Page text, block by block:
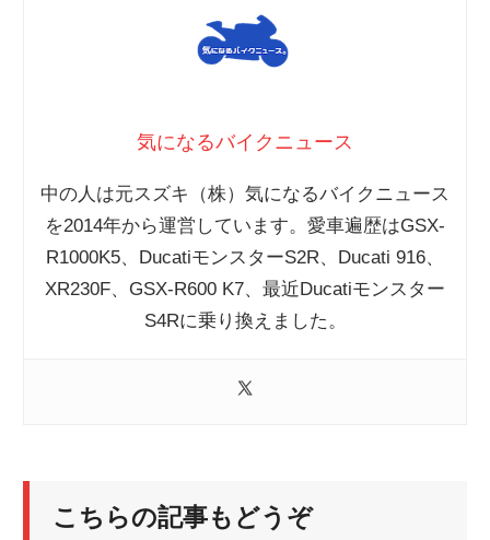
気になるバイクニュース
中の人は元スズキ（株）気になるバイクニュース
を2014年から運営しています。愛車遍歴はGSX-
R1000K5、DucatiモンスターS2R、Ducati 916、
XR230F、GSX-R600 K7、最近Ducatiモンスター
S4Rに乗り換えました。
こちらの記事もどうぞ